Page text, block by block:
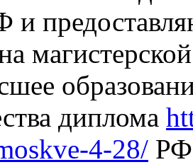
и
диплома
4-28/